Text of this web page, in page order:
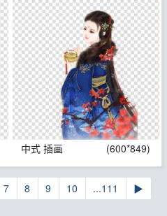
中式 插画 (600*849)
7 8 9 10 ...111 ▶